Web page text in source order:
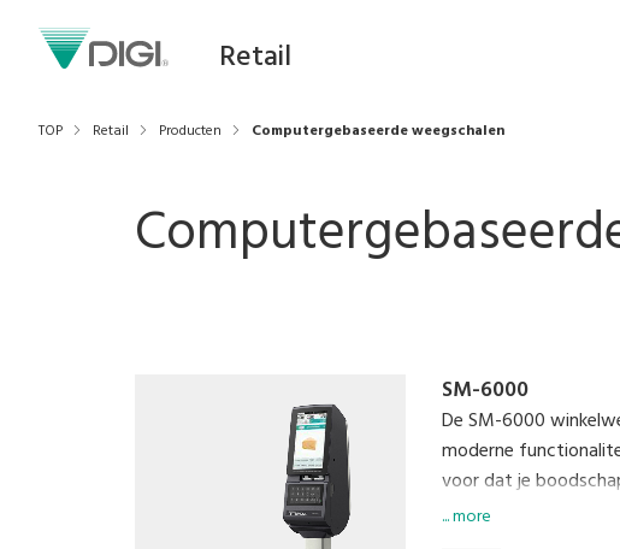
Retail
TOP Retail Producten Computergebaseerde weegschalen
SM-6000
De SM-6000
moderne
voor dat je
zoals e.Sense en
... more